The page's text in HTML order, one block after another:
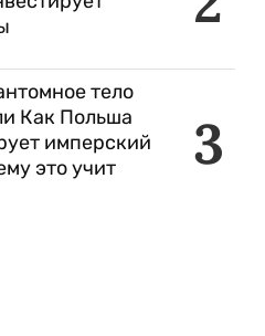
3
тело
Как Польша
имперский
это учит